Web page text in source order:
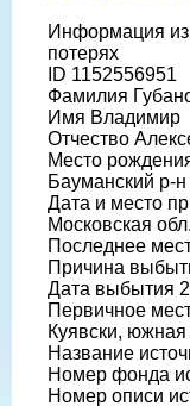
Информация из
потерях
ID 1152556951
Фамилия
Имя Владимир
Отчество
Место
Бауманский р-н
Дата и место
Московская
Последнее
Причина
Дата выбытия
Первичное
Куявски,
Название
Номер фонда
Номер описи